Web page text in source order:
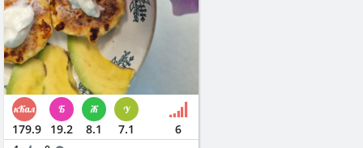
179.9 19.2 8.1 7.1 6